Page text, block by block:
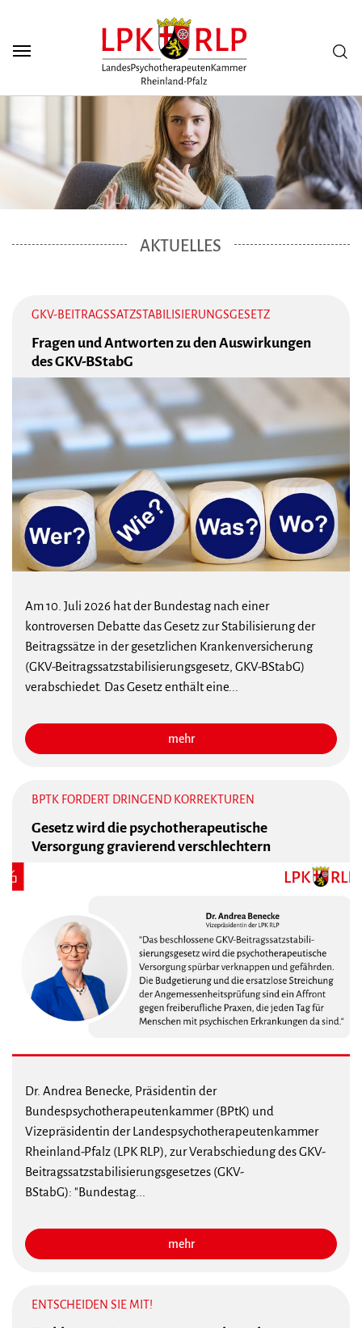
AKTUELLES
GKV-BEITRAGSSATZSTABILISIERUNGSGESETZ
Fragen und Antworten zu den Auswirkungen
des GKV-BStabG
Am 10. Juli 2026 hat der Bundestag nach einer
kontroversen Debatte das Gesetz zur Stabilisierung der
Beitragssätze in der gesetzlichen Krankenversicherung
(GKV-Beitragssatzstabilisierungsgesetz, GKV-BStabG)
verabschiedet. Das Gesetz enthält eine...
mehr
BPTK FORDERT DRINGEND KORREKTUREN
Gesetz wird die psychotherapeutische
Versorgung gravierend verschlechtern
Dr. Andrea Benecke, Präsidentin der
Bundespsychotherapeutenkammer (BPtK) und
Vizepräsidentin der Landespsychotherapeutenkammer
Rheinland-Pfalz (LPK RLP), zur Verabschiedung des GKV-
Beitragssatzstabilisierungsgesetzes (GKV-
BStabG): "Bundestag...
mehr
ENTSCHEIDEN SIE MIT!